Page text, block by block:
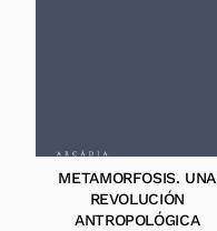
METAMORFOSIS. UNA
REVOLUCIÓN
ANTROPOLÓGICA